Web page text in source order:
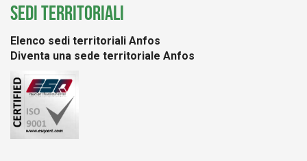
SEDI TERRITORIALI
Elenco sedi territoriali Anfos
Diventa una sede territoriale Anfos